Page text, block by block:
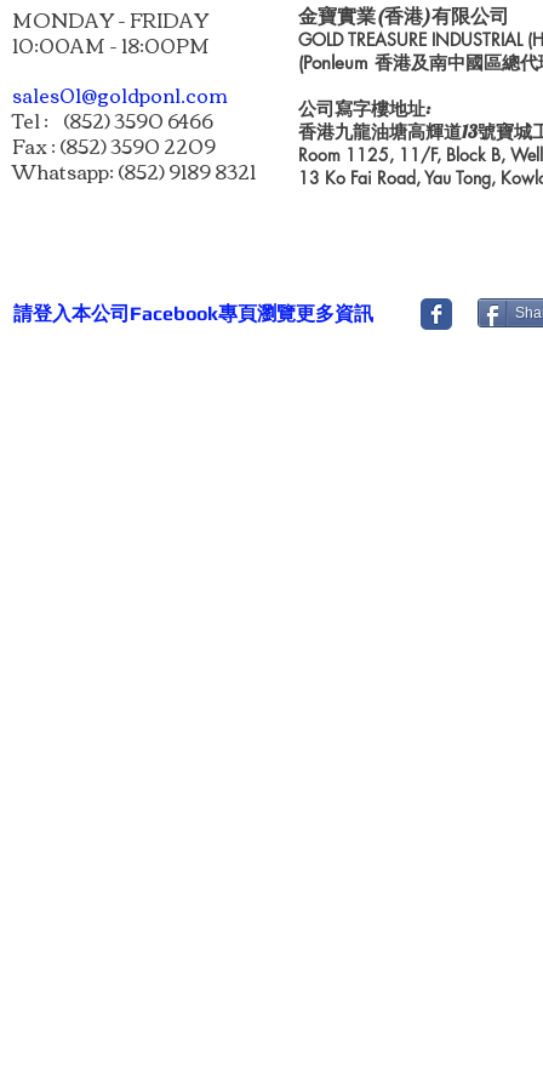
MONDAY - FRIDAY
10:00AM - 18:00PM
sales01@goldponl.com
Tel : (852) 3590 6466
Fax : (852) 3590 2209
Whatsapp: (852) 9189 8321
金寶實業(香港)有限公司
GOLD TREASURE INDUSTRIAL
(Ponleum 香港及南中國區總代
公司寫字樓地址:
香港九龍油塘高輝道13號寶城
Room 1125, 11/F, Block B,
13 Ko Fai Road, Yau Tong,
請登入本公司Facebook專頁瀏覽更多資訊